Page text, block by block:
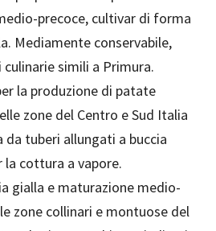
precoce, cultivar di forma
Mediamente conservabile,
simili a Primura.
la produzione di patate
zone del Centro e Sud Italia
tuberi allungati a buccia
la cottura a vapore.
gialla e maturazione medio-
zone collinari e montuose del